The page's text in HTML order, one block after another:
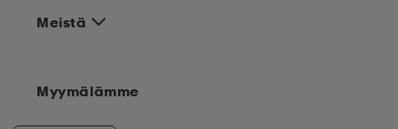
Meistä
Myymälämme